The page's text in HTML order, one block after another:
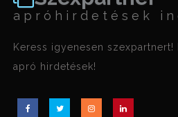
apróhirdetések
Keress igyenesen
apró hirdetések!